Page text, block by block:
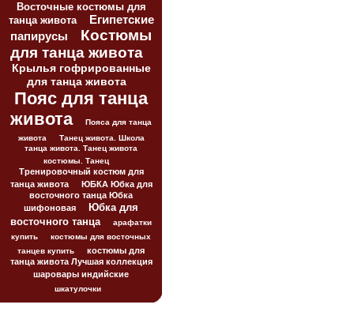
Восточные костюмы для
танца живота
Египетские
папирусы
Костюмы
для танца живота
Крылья гофрированные
для танца живота
Пояс для танца
живота
Пояса для танца
живота
Танец живота. Школа
танца живота. Танец живота
костюмы. Танец
Тренировочный костюм для
танца живота
ЮБКА Юбка для
восточного танца Юбка
шифоновая
Юбка для
восточного танца
арафатки
купить
костюмы для восточных
танцев купить
костюмы для
танца живота Лучшая коллекция
шаровары индийские
шкатулочки